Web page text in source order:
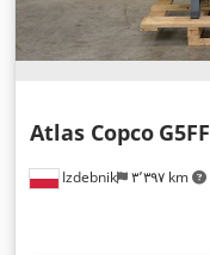
Izdebnik ۳٬۳۹۷ km
Atlas Copco G5FF